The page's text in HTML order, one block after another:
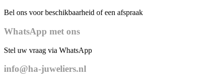
Bel ons voor beschikbaarheid of een afspraak
WhatsApp met ons
Stel uw vraag via WhatsApp
info@ha-juweliers.nl